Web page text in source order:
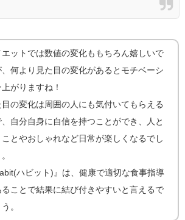
エットでは数値の変化ももちろん嬉しいで
、何より見た目の変化があるとモチベーシ
上がりますね！
目の変化は周囲の人にも気付いてもらえる
、自分自身に自信を持つことができ、人と
ことやおしゃれなど日常が楽しくなるでし
ハビット)』は、健康で適切な食事指導
ることで結果に結び付きやすいと言えるで
。